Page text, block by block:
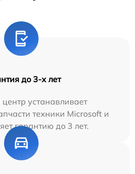
до 3-х лет
устанавливает
техники Microsoft и
гарантию до 3 лет.